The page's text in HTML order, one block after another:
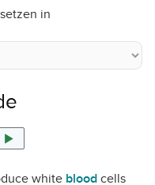
in
white blood cells